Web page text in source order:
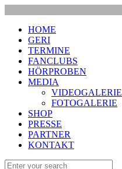
HOME
GERI
TERMINE
FANCLUBS
HÖRPROBEN
MEDIA
VIDEOGALERIE
FOTOGALERIE
SHOP
PRESSE
PARTNER
KONTAKT